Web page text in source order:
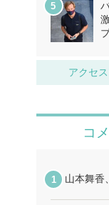
アクセ